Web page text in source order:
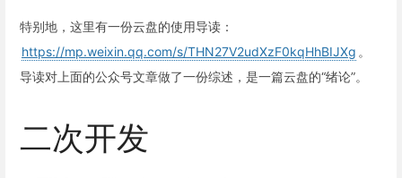
特别地，这里有一份云盘的使用导读：
https://mp.weixin.qq.com/s/THN27V2udXzF0kqHhBIJXg 。
导读对上面的公众号文章做了一份综述，是一篇云盘的“绪论”。
二次开发